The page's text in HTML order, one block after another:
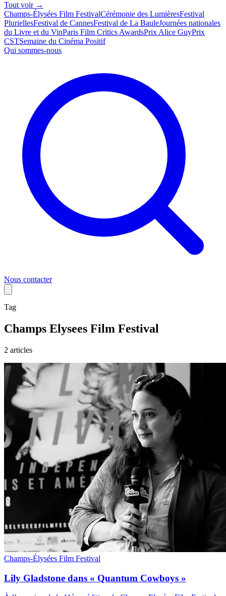
Tout voir →
Champs-Élysées Film FestivalCérémonie des LumièresFestival
PluriellesFestival de CannesFestival de La BauleJournées nationales
du Livre et du VinParis Film Critics AwardsPrix Alice GuyPrix
CSTSemaine du Cinéma Positif
Qui sommes-nous
Nous contacter
Tag
Champs Elysees Film Festival
2 articles
Champs-Élysées Film Festival
Lily Gladstone dans « Quantum Cowboys »